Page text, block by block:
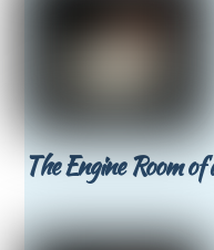
The Engine Room